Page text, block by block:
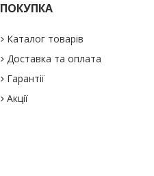
ПОКУПКА
Каталог товарів
Доставка та оплата
Гарантії
Акції